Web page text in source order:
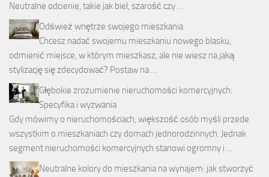
Neutralne odcienie, takie jak biel, szarość czy …
Odśwież wnętrze swojego mieszkania
Chcesz nadać swojemu mieszkaniu nowego blasku,
odmienić miejsce, w którym mieszkasz, ale nie wiesz na jaką
stylizację się zdecydować? Postaw na …
Głębokie zrozumienie nieruchomości komercyjnych:
Specyfika i wyzwania
Gdy mówimy o nieruchomościach, większość osób myśli przede
wszystkim o mieszkaniach czy domach jednorodzinnych. Jednak
segment nieruchomości komercyjnych stanowi ogromny i …
Neutralne kolory do mieszkania na wynajem: jak stworzyć